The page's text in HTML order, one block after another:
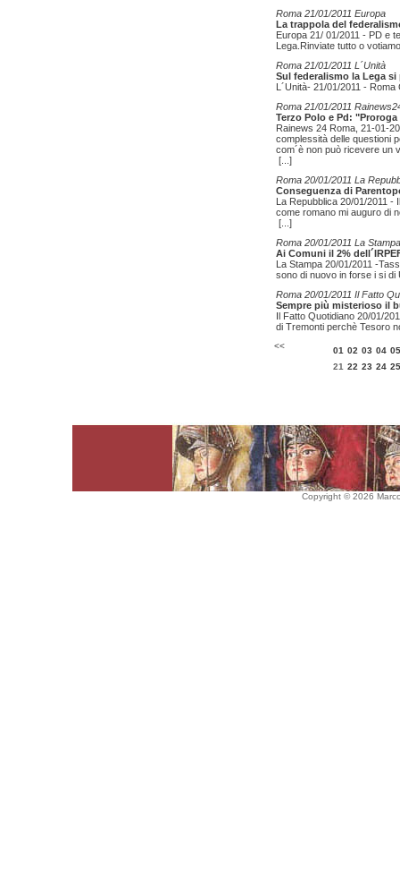
Roma 21/01/2011 Europa
La trappola del
Europa 21/ 01/2011 - PD e
Lega.Rinviate tutto o
Roma 21/01/2011 L´Unità
Sul federalismo la Lega
L´Unità- 21/01/2011 -
Roma 21/01/2011
Terzo Polo e Pd:
Rainews 24 Roma, 21-01-
complessità delle questioni
com´è non può ricevere un
[...]
Roma 20/01/2011 La
Conseguenza di
La Repubblica 20/01/2011 -
come romano mi auguro di
[...]
Roma 20/01/2011 La Stampa
Ai Comuni il 2%
La Stampa 20/01/2011 -
sono di nuovo in forse i si
Roma 20/01/2011 Il Fatto
Sempre più misterioso il
Il Fatto Quotidiano 20/01/
di Tremonti perchè Tesoro
<< 01 02 03 04 05
21 22 23 24 25
Copyright © 2026